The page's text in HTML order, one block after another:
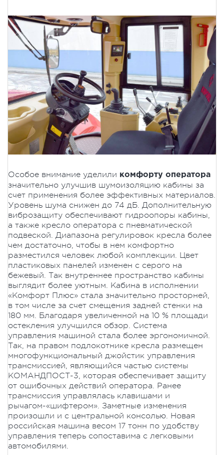
Особое внимание уделили комфорту оператора
значительно улучшив шумоизоляцию кабины за
счет применения более эффективных материалов.
Уровень шума снижен до 74 дБ. Дополнительную
виброзащиту обеспечивают гидроопоры кабины,
а также кресло оператора с пневматической
подвеской. Диапазона регулировок кресла более
чем достаточно, чтобы в нем комфортно
разместился человек любой комплекции. Цвет
пластиковых панелей изменен с серого на
бежевый. Так внутреннее пространство кабины
выглядит более уютным. Кабина в исполнении
«Комфорт Плюс» стала значительно просторней,
в том числе за счет смещения задней стенки на
180 мм. Благодаря увеличенной на 10 % площади
остекления улучшился обзор. Система
управления машиной стала более эргономичной.
Так, на правом подлокотнике кресла размещен
многофункциональный джойстик управления
трансмиссией, являющийся частью системы
КОМАНДПОСТ-3, которая обеспечивает защиту
от ошибочных действий оператора. Ранее
трансмиссия управлялась клавишами и
рычагом-«шифтером». Заметные изменения
произошли и с центральной консолью. Новая
российская машина весом 17 тонн по удобству
управления теперь сопоставима с легковыми
автомобилями.